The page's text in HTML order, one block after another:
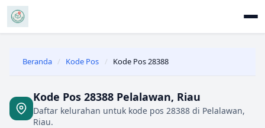
Beranda / Kode Pos / Kode Pos 28388
Kode Pos 28388 Pelalawan, Riau
Daftar kelurahan untuk kode pos 28388 di Pelalawan,
Riau.